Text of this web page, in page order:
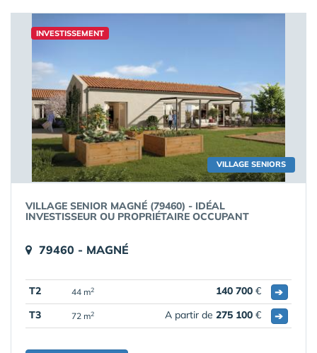
VILLAGE SENIORS
INVESTISSEMENT
VILLAGE SENIOR MAGNÉ (79460) - IDÉAL
INVESTISSEUR OU PROPRIÉTAIRE OCCUPANT
79460 - MAGNÉ
T2 44 m2 140 700 €
➔
T3
72 m2 A partir de 275 100 € ➔